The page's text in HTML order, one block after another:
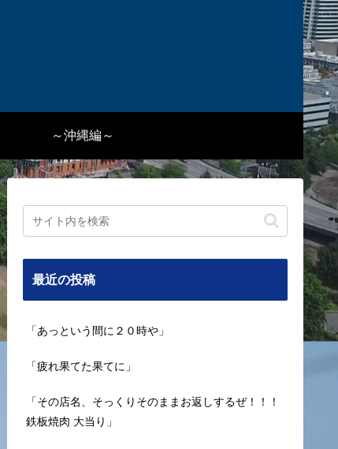
～沖縄編～
最近の投稿
「あっという間に２０時や」
「疲れ果てた果てに」
「その店名、そっくりそのままお返しするぜ！！！
鉄板焼肉 大当り」